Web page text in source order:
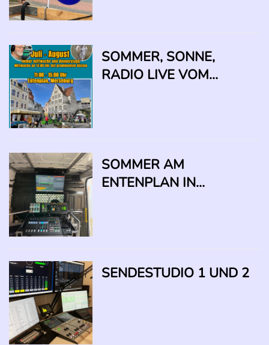
SOMMER, SONNE,
RADIO LIVE VOM
SOMMER AM
ENTENPLAN IN
SENDESTUDIO 1 UND 2